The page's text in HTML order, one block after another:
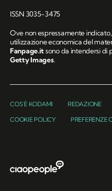
ISSN 3035-3475
Ove non espressamente
utilizzazione economica del
Fanpage.itsono da intendersi di
Getty Images.
COS'È KODAMI REDAZIONE
COOKIE POLICY PREFERENZE